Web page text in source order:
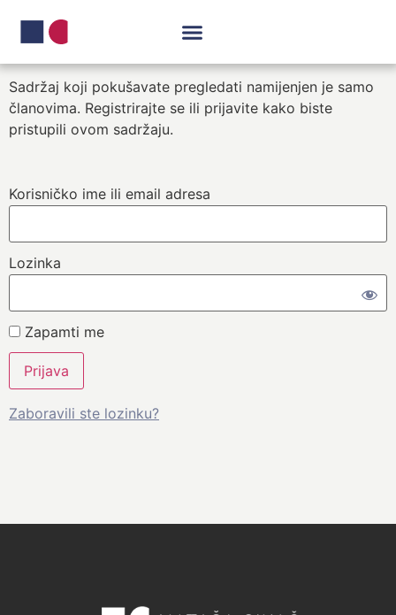
Sadržaj koji pokušavate pregledati namijenjen je samo
članovima. Registrirajte se ili prijavite kako biste
pristupili ovom sadržaju.
Korisničko ime ili email adresa
Lozinka
Zapamti me
Zaboravili ste lozinku?